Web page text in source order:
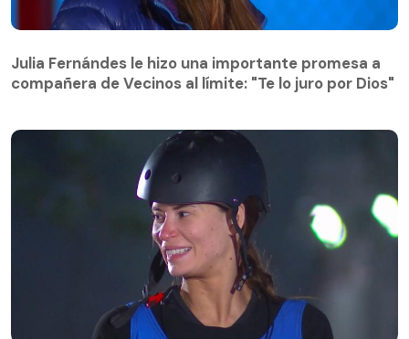
compañera de Vecinos al límite: "Te lo juro por Dios"
Julia Fernándes le hizo una importante promesa a
compañera de Vecinos al límite: "Te lo juro por Dios"